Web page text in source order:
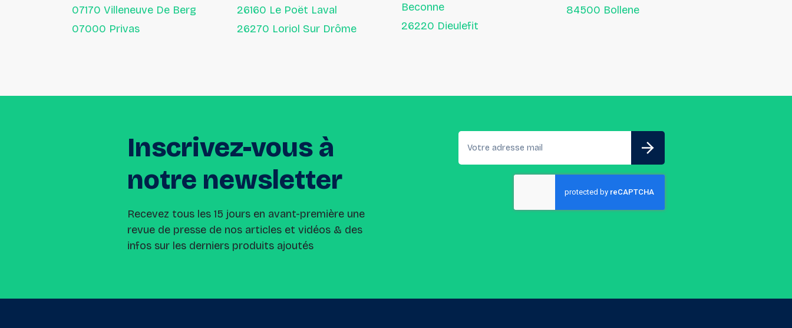
07170 Villeneuve De Berg
07000 Privas
26160 Le Poët Laval
26270 Loriol Sur Drôme
Beconne
26220 Dieulefit
84500 Bollene
Inscrivez-vous à
notre newsletter
Recevez tous les 15 jours en avant-première une
revue de presse de nos articles et vidéos & des
infos sur les derniers produits ajoutés